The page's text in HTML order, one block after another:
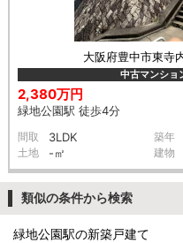
大阪府豊中市東寺
中古マンショ
2,380万円
緑地公園駅 徒歩4分
間取 3LDK 築年
土地 -㎡ 建物
類似の条件から検索
緑地公園駅の新築戸建て